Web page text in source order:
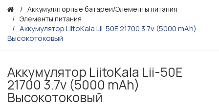
Аккумуляторные батареи/Элементы питания
Элементы питания
Аккумулятор LiitoKala Lii-50E 21700 3.7v (5000 mAh)
Высокотоковый
Аккумулятор LiitoKala Lii-50E
21700 3.7v (5000 mAh)
Высокотоковый